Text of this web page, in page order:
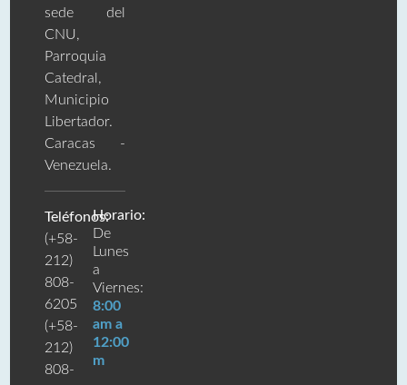
sede del
CNU,
Parroquia
Catedral,
Municipio
Libertador.
Caracas -
Venezuela.
Teléfonos:
(+58-
212)
808-
6205
(+58-
212)
808-
Horario:
De
Lunes
a
Viernes:
8:00
am a
12:00
m